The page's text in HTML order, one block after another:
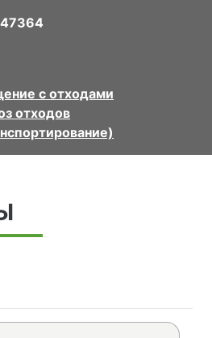
с отходами
отходов